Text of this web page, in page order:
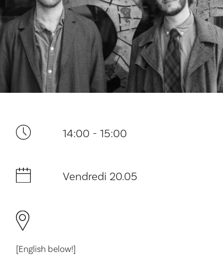
Ditt besøk
Musikk
Historie og arkitektur
14:00 - 15:00
Vendredi 20.05
[English below!]